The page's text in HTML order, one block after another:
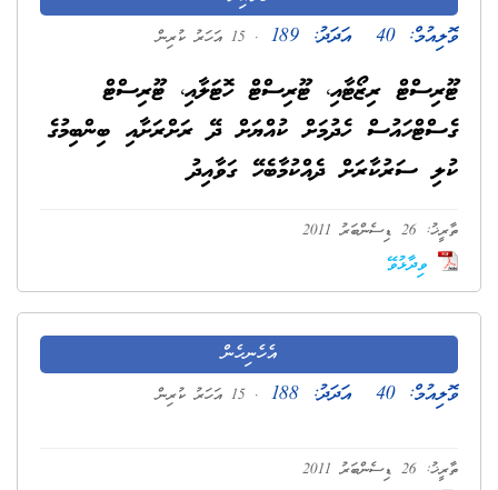
ވޮލިއުމް:40 އަދަދު: 189 . 15 އަހަރު ކުރިން
ޓޫރިސްޓް ރިޒޯޓާއި، ޓޫރިސްޓް ހޮޓަލާއި، ޓޫރިސްޓް
ގެސްޓްހައުސް ހެދުމަށް ކުއްޔަށް ދޭ ރަށްރަށާއި ބިންބިމުގެ
ކުލި ސަރުކާރަށް ދެއްކުމާބެހޭ ގަވާއިދު
ތާރީޚު: 26 ޑިސެންބަރު 2011
ވިދާޅުވޭ
އެހެނިހެން
ވޮލިއުމް:40 އަދަދު: 188 . 15 އަހަރު ކުރިން
ތާރީޚު: 26 ޑިސެންބަރު 2011